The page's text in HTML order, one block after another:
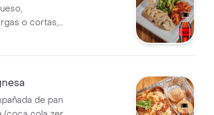
o cortas,
de la
de pan